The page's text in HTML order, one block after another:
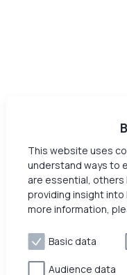
This website uses
understand ways to
are essential, others
providing insight into
more information,
Basic data
Audience data